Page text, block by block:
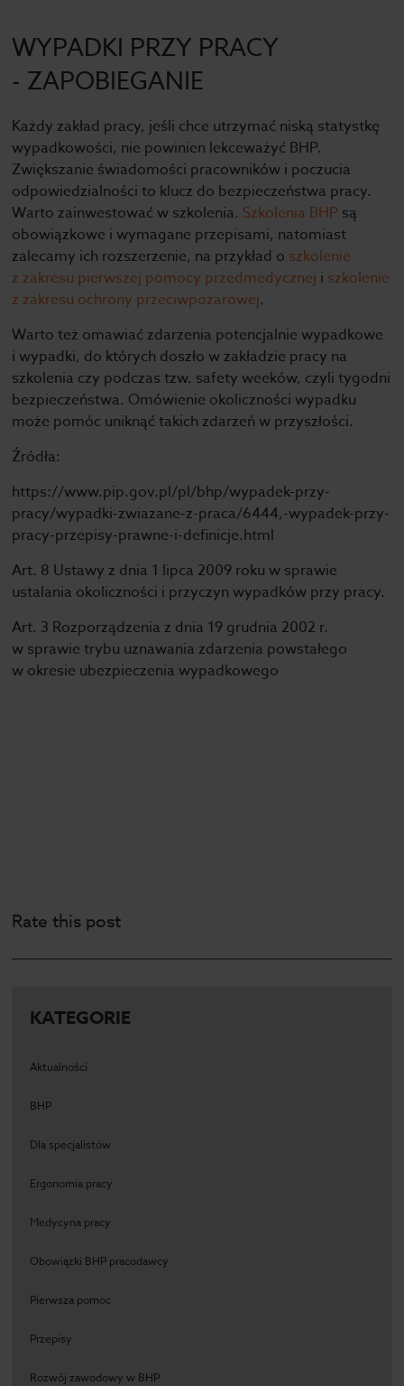
WYPADKI PRZY PRACY
- ZAPOBIEGANIE
Każdy zakład pracy, jeśli chce utrzymać niską statystkę
wypadkowości, nie powinien lekceważyć BHP.
Zwiększanie świadomości pracowników i poczucia
odpowiedzialności to klucz do bezpieczeństwa pracy.
Warto zainwestować w szkolenia. Szkolenia BHP są
obowiązkowe i wymagane przepisami, natomiast
zalecamy ich rozszerzenie, na przykład o szkolenie
z zakresu pierwszej pomocy przedmedycznej i szkolenie
z zakresu ochrony przeciwpożarowej.
Warto też omawiać zdarzenia potencjalnie wypadkowe
i wypadki, do których doszło w zakładzie pracy na
szkolenia czy podczas tzw. safety weeków, czyli tygodni
bezpieczeństwa. Omówienie okoliczności wypadku
może pomóc uniknąć takich zdarzeń w przyszłości.
Źródła:
https://www.pip.gov.pl/pl/bhp/wypadek-przy-
pracy/wypadki-zwiazane-z-praca/6444,-wypadek-przy-
pracy-przepisy-prawne-i-definicje.html
Art. 8 Ustawy z dnia 1 lipca 2009 roku w sprawie
ustalania okoliczności i przyczyn wypadków przy pracy.
Art. 3 Rozporządzenia z dnia 19 grudnia 2002 r.
w sprawie trybu uznawania zdarzenia powstałego
w okresie ubezpieczenia wypadkowego
Rate this post
KATEGORIE
Aktualności
BHP
Dla specjalistów
Ergonomia pracy
Medycyna pracy
Obowiązki BHP pracodawcy
Pierwsza pomoc
Przepisy
Rozwój zawodowy w BHP